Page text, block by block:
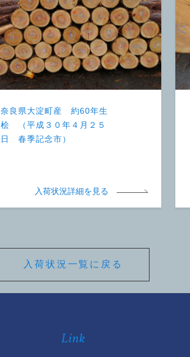
奈良県大淀町産 約60年生
桧 （平成３０年４月２５
日 春季記念市）
入荷状況詳細を見る
入荷状況一覧に戻る
Link